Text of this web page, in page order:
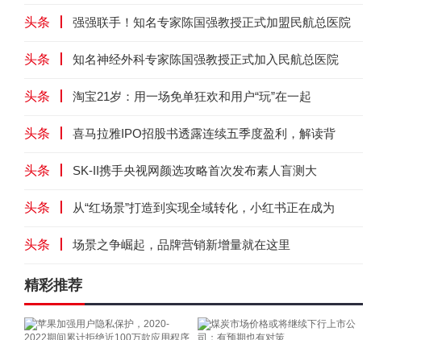
头条 强强联手！知名专家陈国强教授正式加盟民航总医院
头条 知名神经外科专家陈国强教授正式加入民航总医院
头条 淘宝21岁：用一场免单狂欢和用户“玩”在一起
头条 喜马拉雅IPO招股书透露连续五季度盈利，解读背
头条 SK-II携手央视网颜选攻略首次发布素人盲测大
头条 从“红场景”打造到实现全域转化，小红书正在成为
头条 场景之争崛起，品牌营销新增量就在这里
精彩推荐